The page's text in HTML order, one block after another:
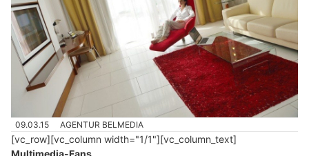
09.03.15 AGENTUR BELMEDIA
[vc_row][vc_column width="1/1"][vc_column_text]
Multimedia-Fans